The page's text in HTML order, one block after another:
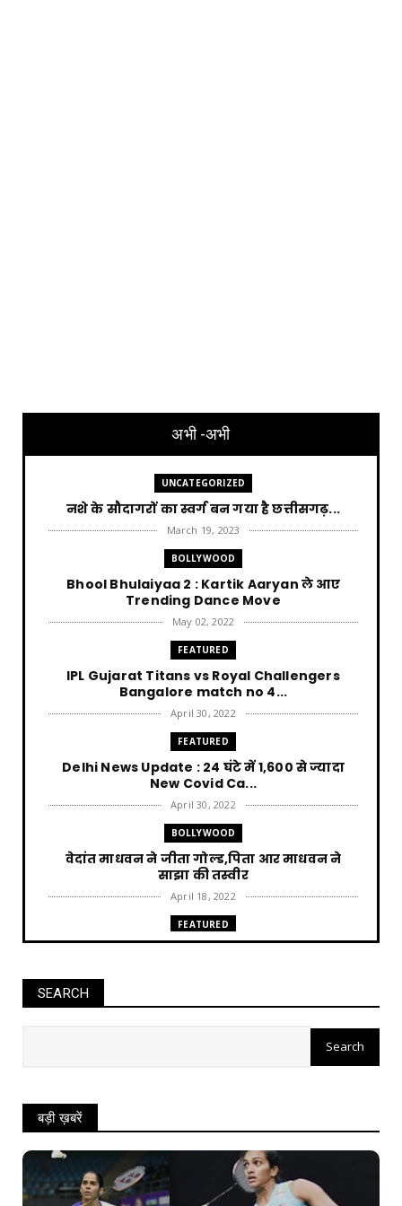
अभी -अभी
UNCATEGORIZED
नशे के सौदागरों का स्वर्ग बन गया है छत्तीसगढ़...
March 19, 2023
BOLLYWOOD
Bhool Bhulaiyaa 2 : Kartik Aaryan ले आए
Trending Dance Move
May 02, 2022
FEATURED
IPL Gujarat Titans vs Royal Challengers
Bangalore match no 4...
April 30, 2022
FEATURED
Delhi News Update : 24 घंटे में 1,600 से ज्यादा
New Covid Ca...
April 30, 2022
BOLLYWOOD
वेदांत माधवन ने जीता गोल्ड,पिता आर माधवन ने
साझा की तस्वीर
April 18, 2022
FEATURED
Jharkhand News Trikut पहाड़ में Ropeway पर
Chattisgarh News : Trains के रद्द किए जाने पर
रेलवे ने दी स...
April 11, 2022
FEATURED
SEARCH
बड़ी ख़बरें